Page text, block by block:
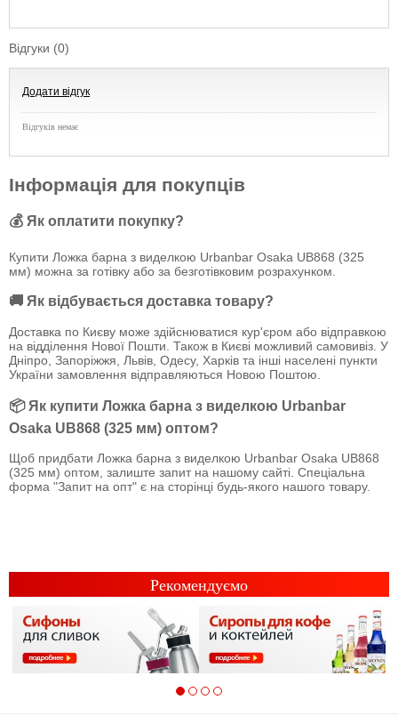
Відгуки (0)
Додати відгук
Відгуків немає
Інформація для покупців
💰 Як оплатити покупку?
Купити Ложка барна з виделкою Urbanbar Osaka UB868 (325
мм) можна за готівку або за безготівковим розрахунком.
🚚 Як відбувається доставка товару?
Доставка по Києву може здійснюватися кур'єром або відправкою
на відділення Нової Пошти. Також в Києві можливий самовивіз. У
Дніпро, Запоріжжя, Львів, Одесу, Харків та інші населені пункти
України замовлення відправляються Новою Поштою.
📦 Як купити Ложка барна з виделкою Urbanbar
Osaka UB868 (325 мм) оптом?
Щоб придбати Ложка барна з виделкою Urbanbar Osaka UB868
(325 мм) оптом, залиште запит на нашому сайті. Спеціальна
форма "Запит на опт" є на сторінці будь-якого нашого товару.
Рекомендуємо